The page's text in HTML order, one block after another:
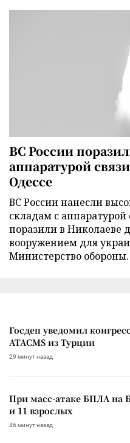
ВС России
аппаратурой
Одессе
ВС России нанесли
складам с аппаратурой
поразили в Николаеве
вооружением для
Министерство обороны.
Госдеп уведомил
ATACMS из Турции
29 минут назад
При масс-атаке БПЛА на
и 11 взрослых
46 минут назад